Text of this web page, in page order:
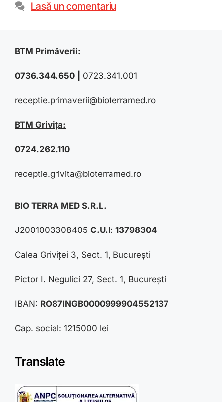
Lasă un comentariu
BTM Primăverii:
0736.344.650 0723.341.001
receptie.primaverii@bioterramed.ro
BTM Grivița:
0724.262.110
receptie.grivita@bioterramed.ro
BIO TERRA MED S.R.L.
J2001003308405 C.U.I: 13798304
Calea Griviței 3, Sect. 1, București
Pictor I. Negulici 27, Sect. 1, București
IBAN: RO87INGB0000999904552137
Cap. social: 1215000 lei
Translate